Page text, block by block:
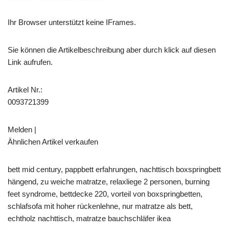
Ihr Browser unterstützt keine IFrames.
Sie können die Artikelbeschreibung aber durch klick auf diesen
Link aufrufen.
Artikel Nr.:
0093721399
Melden |
Ähnlichen Artikel verkaufen
bett mid century, pappbett erfahrungen, nachttisch boxspringbett
hängend, zu weiche matratze, relaxliege 2 personen, burning
feet syndrome, bettdecke 220, vorteil von boxspringbetten,
schlafsofa mit hoher rückenlehne, nur matratze als bett,
echtholz nachttisch, matratze bauchschläfer ikea